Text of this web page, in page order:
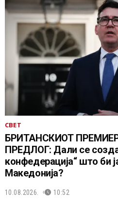
СВЕТ
БРИТАНСКИОТ
ПРЕДЛОГ: Дали се
конфедерација“ што би
Македонија?
10.08.2026. 10:52